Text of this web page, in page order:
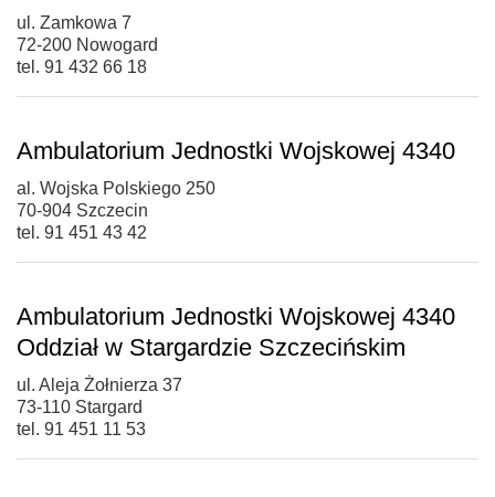
ul. Zamkowa 7
72-200 Nowogard
tel. 91 432 66 18
Ambulatorium Jednostki Wojskowej 4340
al. Wojska Polskiego 250
70-904 Szczecin
tel. 91 451 43 42
Ambulatorium Jednostki Wojskowej 4340
Oddział w Stargardzie Szczecińskim
ul. Aleja Żołnierza 37
73-110 Stargard
tel. 91 451 11 53